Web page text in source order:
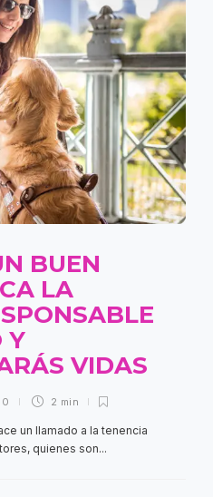
BUEN
LA
Y
VIDAS
0 2 min
un llamado a la tenencia
quienes son...